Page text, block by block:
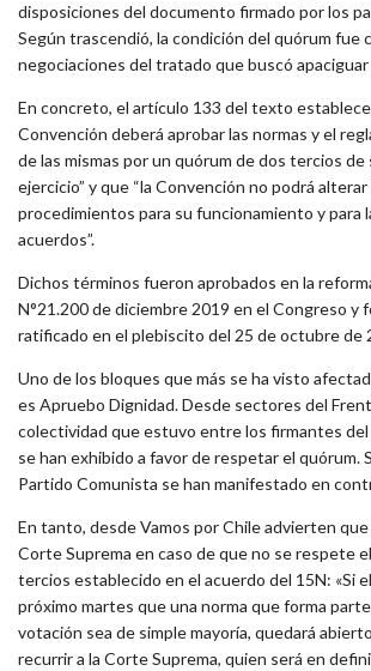
disposiciones del documento firmado por los
Según trascendió, la condición del quórum fue
negociaciones del tratado que buscó
En concreto, el artículo 133 del texto establece
Convención deberá aprobar las normas y el
de las mismas por un quórum de dos tercios de
ejercicio” y que “la Convención no podrá
procedimientos para su funcionamiento y para
acuerdos”.
Dichos términos fueron aprobados en la
N°21.200 de diciembre 2019 en el Congreso y
ratificado en el plebiscito del 25 de octubre de
Uno de los bloques que más se ha visto
es Apruebo Dignidad. Desde sectores del
colectividad que estuvo entre los firmantes del
se han exhibido a favor de respetar el quórum.
Partido Comunista se han manifestado en
En tanto, desde Vamos por Chile advierten que
Corte Suprema en caso de que no se respete
tercios establecido en el acuerdo del 15N: «Si
próximo martes que una norma que forma
votación sea de simple mayoría, quedará
recurrir a la Corte Suprema, quien será en